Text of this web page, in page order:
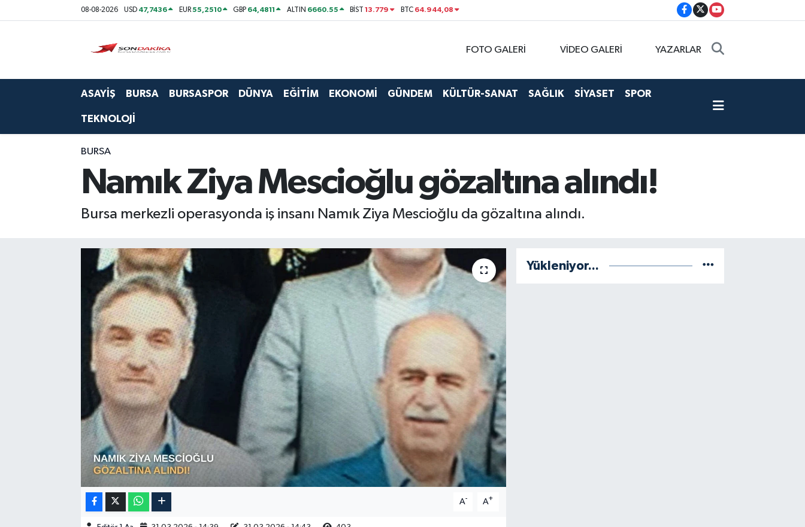
08-08-2026 USD 47,7436 EUR55,2510 GBP 64,4811 ALTIN 6660.55 BİST13.779 BTC 64.944,08
FOTO GALERİ VİDEO GALERİ YAZARLAR
ASAYİŞ BURSA BURSASPOR DÜNYA EĞİTİM EKONOMİ GÜNDEM KÜLTÜR-SANAT SAĞLIK SİYASET SPOR
TEKNOLOJİ
BURSA
Namık Ziya Mescioğlu gözaltına alındı!
Bursa merkezli operasyonda iş insanı Namık Ziya Mescioğlu da gözaltına alındı.
A- A+
Yükleniyor...
Ekonomi
Foto Galeri
Video Galeri